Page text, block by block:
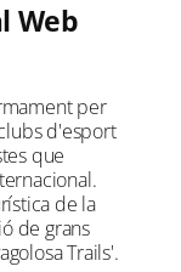
Web
per
d'esport
que
de la
de grans
Trails'.